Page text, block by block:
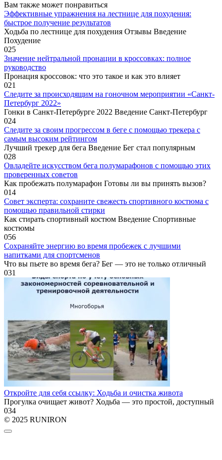
Вам также может понравиться
Эффективные упражнения на лестнице для похудения:
быстрое получение результатов
Ходьба по лестнице для похудения Отзывы Введение
Похудение
025
Значение нейтральной пронации в кроссовках: полное
руководство
Пронация кроссовок: что это такое и как это влияет
021
Следите за происходящим на гоночном мероприятии «Санкт-
Петербург 2022»
Гонки в Санкт-Петербурге 2022 Введение Санкт-Петербург
024
Следите за своим прогрессом в беге с помощью трекера с
самым высоким рейтингом
Лучший трекер для бега Введение Бег стал популярным
028
Овладейте искусством бега полумарафонов с помощью этих
проверенных советов
Как пробежать полумарафон Готовы ли вы принять вызов?
014
Совет эксперта: сохраните свежесть спортивного костюма с
помощью правильной стирки
Как стирать спортивный костюм Введение Спортивные
костюмы
056
Сохраняйте энергию во время пробежек с лучшими
напитками для спортсменов
Что вы пьете во время бега? Бег — это не только отличный
031
Откройте для себя ссылку: Ходьба и очистка живота
Прогулка очищает живот? Ходьба — это простой, доступный
034
© 2025 RUNIRON